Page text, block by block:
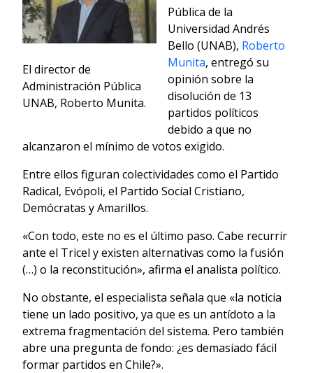
El director de
Administración Pública
UNAB, Roberto Munita.
Pública de la
Universidad Andrés
Bello (UNAB), Roberto
Munita, entregó su
opinión sobre la
disolución de 13
partidos políticos
debido a que no
alcanzaron el mínimo de votos exigido.
Entre ellos figuran colectividades como el Partido
Radical, Evópoli, el Partido Social Cristiano,
Demócratas y Amarillos.
«Con todo, este no es el último paso. Cabe recurrir
ante el Tricel y existen alternativas como la fusión
(…) o la reconstitución», afirma el analista político.
No obstante, el especialista señala que «la noticia
tiene un lado positivo, ya que es un antídoto a la
extrema fragmentación del sistema. Pero también
abre una pregunta de fondo: ¿es demasiado fácil
formar partidos en Chile?».